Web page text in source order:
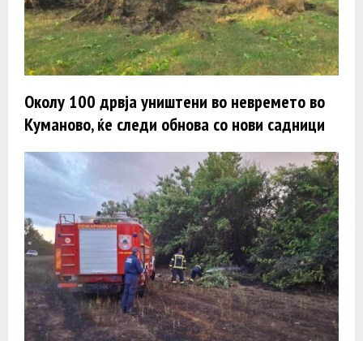
Околу 100 дрвја уништени во невремето во
Куманово, ќе следи обнова со нови садници